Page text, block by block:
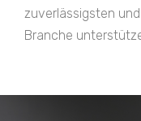
zuverlässigsten
Branche